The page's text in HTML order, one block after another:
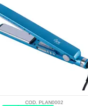
COD. PLAN0002